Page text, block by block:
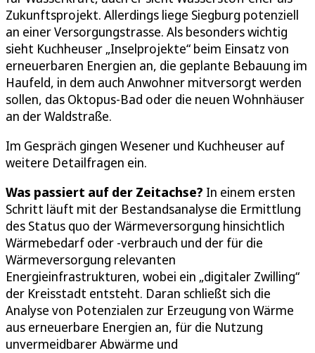
Zukunftsprojekt. Allerdings liege Siegburg potenziell
an einer Versorgungstrasse. Als besonders wichtig
sieht Kuchheuser „Inselprojekte“ beim Einsatz von
erneuerbaren Energien an, die geplante Bebauung im
Haufeld, in dem auch Anwohner mitversorgt werden
sollen, das Oktopus-Bad oder die neuen Wohnhäuser
an der Waldstraße.
Im Gespräch gingen Wesener und Kuchheuser auf
weitere Detailfragen ein.
Was passiert auf der Zeitachse? In einem ersten
Schritt läuft mit der Bestandsanalyse die Ermittlung
des Status quo der Wärmeversorgung hinsichtlich
Wärmebedarf oder -verbrauch und der für die
Wärmeversorgung relevanten
Energieinfrastrukturen, wobei ein „digitaler Zwilling“
der Kreisstadt entsteht. Daran schließt sich die
Analyse von Potenzialen zur Erzeugung von Wärme
aus erneuerbare Energien an, für die Nutzung
unvermeidbarer Abwärme und